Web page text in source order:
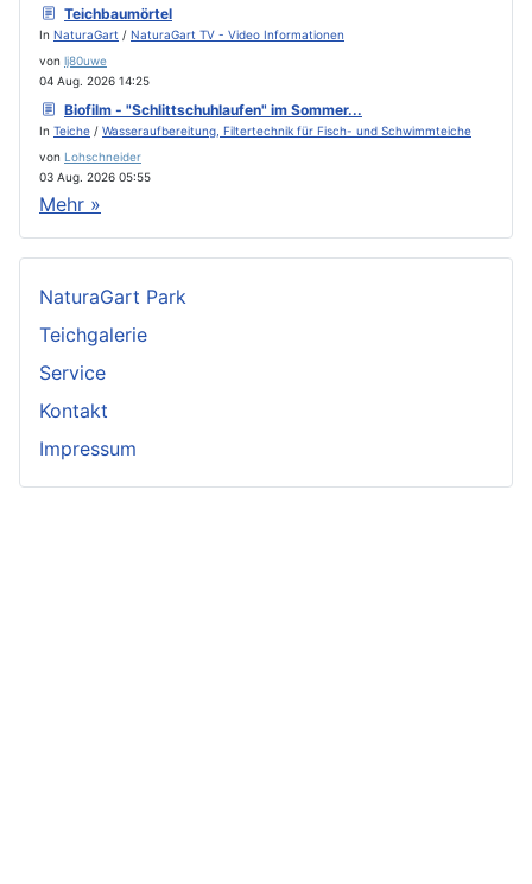
Teichbaumörtel
In NaturaGart / NaturaGart TV - Video Informationen
von lj80uwe
04 Aug. 2026 14:25
Biofilm - "Schlittschuhlaufen" im Sommer...
In Teiche / Wasseraufbereitung, Filtertechnik für Fisch- und Schwimmteiche
von Lohschneider
03 Aug. 2026 05:55
Mehr »
NaturaGart Park
Teichgalerie
Service
Kontakt
Impressum